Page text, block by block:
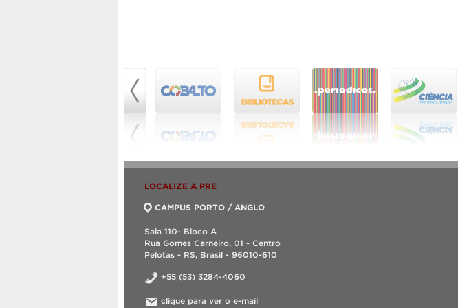
LOCALIZE A PRE
CAMPUS PORTO / ANGLO
Sala 110- Bloco A
Rua Gomes Carneiro, 01 - Centro
Pelotas - RS, Brasil - 96010-610
+55 (53) 3284-4060
clique para ver o e-mail